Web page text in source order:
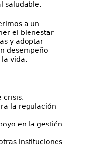
saludable.
a un
el bienestar
y adoptar
desempeño
la vida.
crisis.
la regulación
en la gestión
instituciones